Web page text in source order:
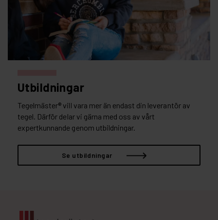
Utbildningar
Tegelmäster® vill vara mer än endast din leverantör av
tegel. Därför delar vi gärna med oss av vårt
expertkunnande genom utbildningar.
Se utbildningar